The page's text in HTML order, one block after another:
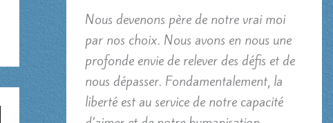
Nous devenons père de notre vrai moi
par nos choix. Nous avons en nous une
profonde envie de relever des défis et de
nous dépasser. Fondamentalement, la
liberté est au service de notre capacité